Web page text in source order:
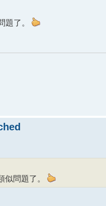
題了。
似問題了。